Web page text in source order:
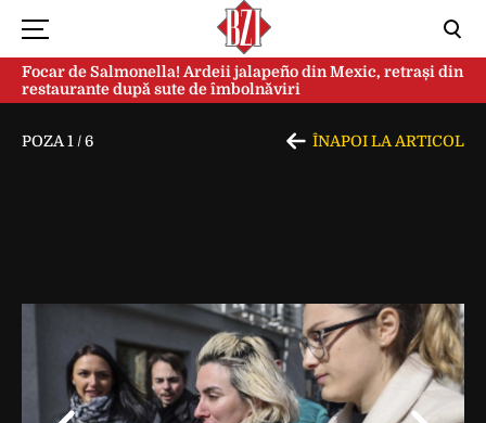
Focar de Salmonella! Ardeii jalapeño din Mexic, retrași din
restaurante după sute de îmbolnăviri
POZA 1 /6 ÎNAPOI LA ARTICOL